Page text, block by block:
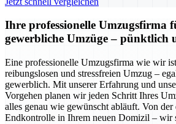
Ihre professionelle Umzugsfirma
gewerbliche Umzüge – pünktlich
Eine professionelle Umzugsfirma wie wir
reibungslosen und stressfreien Umzug –
gewerblich. Mit unserer Erfahrung und
Vorgehen planen wir jeden Schritt Ihres
alles genau wie gewünscht abläuft. Von der
Endkontrolle in Ihrem neuen Domizil – wir